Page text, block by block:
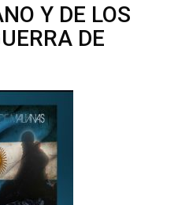
Y DE LOS
DE